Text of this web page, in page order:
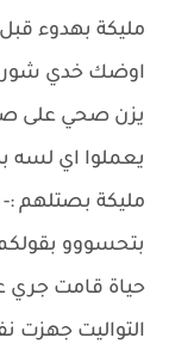
مليكة بهدوء
اوضك خدي شور
يزن صحي على
يعملوا اي لسه
مليكة بصتلهم
بتحسووو
حياة قامت جري
التواليت جهزت